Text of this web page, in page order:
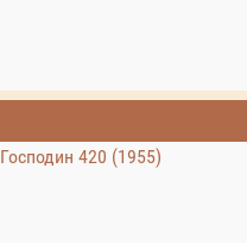
Господин 420 (1955)